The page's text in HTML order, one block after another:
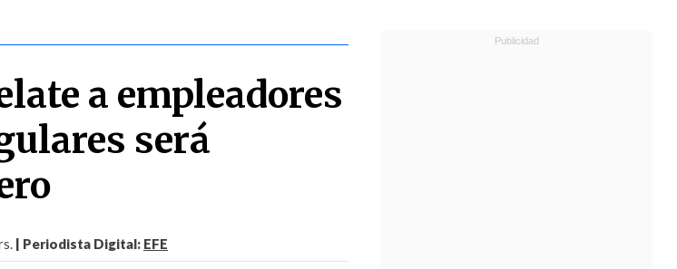
a empleadores
será
| Periodista Digital: EFE